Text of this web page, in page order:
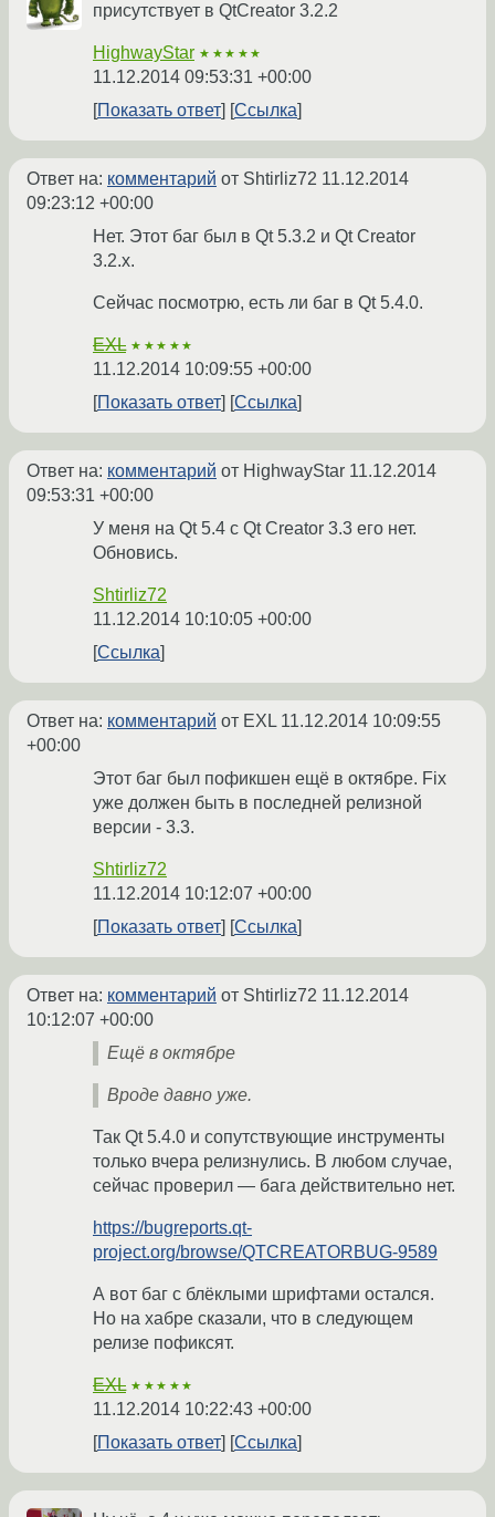
присутствует в QtCreator 3.2.2
HighwayStar ★★★★★
11.12.2014 09:53:31 +00:00
Показать ответ
Ссылка
Ответ на: комментарий от Shtirliz72 11.12.2014
09:23:12 +00:00
Нет. Этот баг был в Qt 5.3.2 и Qt Creator
3.2.x.
Сейчас посмотрю, есть ли баг в Qt 5.4.0.
EXL ★★★★★
11.12.2014 10:09:55 +00:00
Показать ответ
Ссылка
Ответ на: комментарий от HighwayStar 11.12.2014
09:53:31 +00:00
У меня на Qt 5.4 с Qt Creator 3.3 его нет.
Обновись.
Shtirliz72
11.12.2014 10:10:05 +00:00
Ссылка
Ответ на: комментарий от EXL 11.12.2014 10:09:55
+00:00
Этот баг был пофикшен ещё в октябре. Fix
уже должен быть в последней релизной
версии - 3.3.
Shtirliz72
11.12.2014 10:12:07 +00:00
Показать ответ
Ссылка
Ответ на: комментарий от Shtirliz72 11.12.2014
10:12:07 +00:00
Ещё в октябре
Вроде давно уже.
Так Qt 5.4.0 и сопутствующие инструменты
только вчера релизнулись. В любом случае,
сейчас проверил — бага действительно нет.
https://bugreports.qt-
project.org/browse/QTCREATORBUG-9589
А вот баг с блёклыми шрифтами остался.
Но на хабре сказали, что в следующем
релизе пофиксят.
EXL ★★★★★
11.12.2014 10:22:43 +00:00
Показать ответ
Ссылка